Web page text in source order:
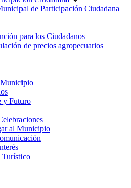
de Participación Ciudadana
para los Ciudadanos
de precios agropecuarios
y Futuro
al Municipio